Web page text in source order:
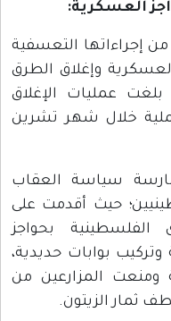
العسكرية:
إجراءاتها التعسفية
وإغلاق الطرق
عمليات الإغلاق
الحواجز العسكرية 36 عملية خلال شهر تشرين
سياسة العقاب
حيث أقدمت على
الفلسطينية بحواجز
بوابات حديدية،
ومنعت المزارعين من
ثمار الزيتون.